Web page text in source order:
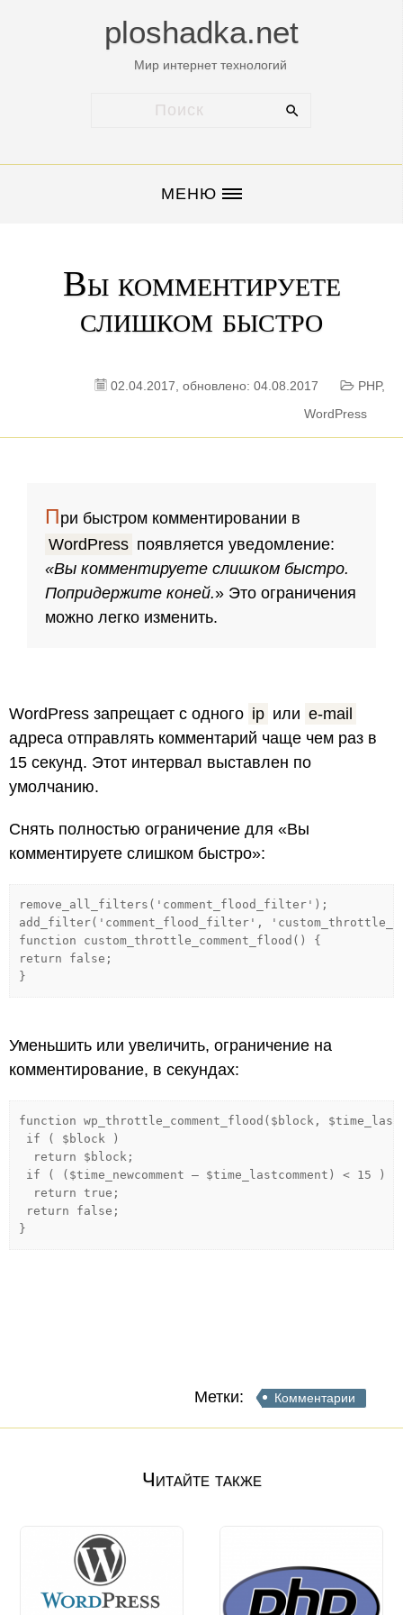
ploshadka.net
Мир интернет технологий
МЕНЮ
Вы комментируете
слишком быстро
02.04.2017 , обновлено: 04.08.2017 PHP,
WordPress
При быстром комментировании в
WordPress появляется уведомление:
«Вы комментируете слишком быстро.
Попридержите коней.» Это ограничения
можно легко изменить.
WordPress запрещает с одного ip или e-mail
адреса отправлять комментарий чаще чем раз в
15 секунд. Этот интервал выставлен по
умолчанию.
Снять полностью ограничение для «Вы
комментируете слишком быстро»:
remove_all_filters('comment_flood_filter');
add_filter('comment_flood_filter',
function custom_throttle_comment_flood() {
return false;
}
Уменьшить или увеличить, ограничение на
комментирование, в секундах:
function wp_throttle_comment_flood($block,
if ( $block )
return $block;
if ( ($time_newcomment — $time_lastcomment) < 15 )
return true;
return false;
}
Метки: Комментарии
Читайте также